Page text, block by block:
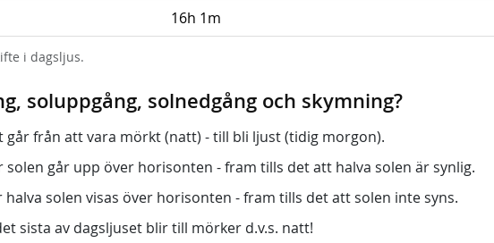
16h 1m
i dagsljus.
soluppgång, solnedgång och skymning?
går från att vara mörkt (natt) - till bli ljust (tidig morgon).
solen går upp över horisonten - fram tills det att halva solen är synlig.
halva solen visas över horisonten - fram tills det att solen inte syns.
sista av dagsljuset blir till mörker d.v.s. natt!